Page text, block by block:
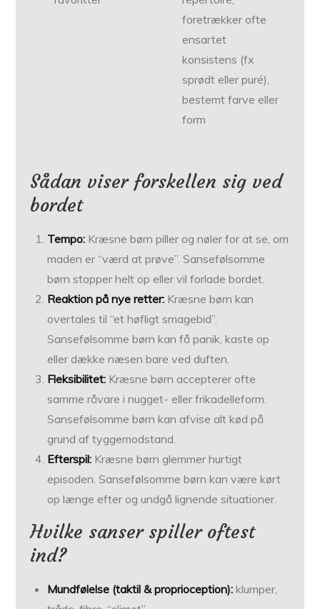
foretrækker ofte
ensartet
konsistens (fx
sprødt eller puré),
bestemt farve eller
form
Sådan viser forskellen sig ved
bordet
Tempo: Kræsne børn piller og nøler for at se, om
maden er “værd at prøve”. Sansefølsomme
børn stopper helt op eller vil forlade bordet.
Reaktion på nye retter: Kræsne børn kan
overtales til “et høfligt smagebid”.
Sansefølsomme børn kan få panik, kaste op
eller dække næsen bare ved duften.
Fleksibilitet: Kræsne børn accepterer ofte
samme råvare i nugget- eller frikadelleform.
Sansefølsomme børn kan afvise alt kød på
grund af tyggemodstand.
Efterspil: Kræsne børn glemmer hurtigt
episoden. Sansefølsomme børn kan være kørt
op længe efter og undgå lignende situationer.
Hvilke sanser spiller oftest
ind?
Mundfølelse (taktil & proprioception): klumper,